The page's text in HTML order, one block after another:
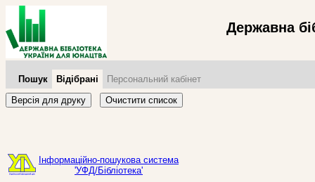
Державна
Пошук Відібрані
Персональний кабінет
Версія для друку
Очистити список
Інформаційно-пошукова система
'УФД/Бібліотека'